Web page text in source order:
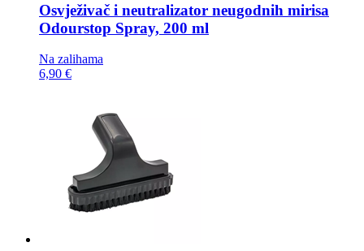
Osvježivač i neutralizator neugodnih mirisa
Odourstop Spray, 200 ml
Na zalihama
6,90 €